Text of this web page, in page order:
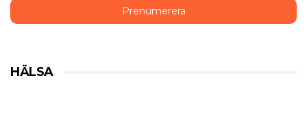
HÄLSA